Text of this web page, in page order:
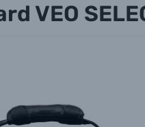
VEO